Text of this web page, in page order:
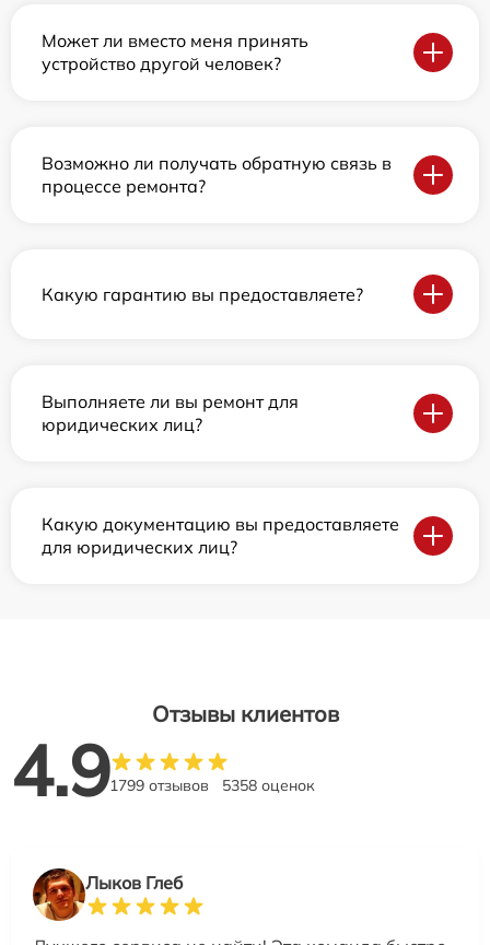
Может ли вместо меня принять
устройство другой человек?
Возможно ли получать обратную связь в
процессе ремонта?
Какую гарантию вы предоставляете?
Выполняете ли вы ремонт для
юридических лиц?
Какую документацию вы предоставляете
для юридических лиц?
Отзывы клиентов
4.91799 отзывов 5358 оценок
Лыков Глеб